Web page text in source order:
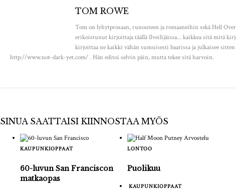
TOM ROWE
Tom on lyhytprosaan, runouteen ja romaaneihin sekä Hell
erikoistunut kirjoittaja täällä Ilveilijäissa... kaikkea sitä mitä
kirjoittaa ne kaikki vähän sumuisesti baarissa ja julkaisee sitten
http://www.not-dark-yet.com/ . Hän editoi selvin päin, mutta tekee sitä harvoin.
SINUA SAATTAISI KIINNOSTAA MYÖS
KAUPUNKIOPPAAT
60-luvun San Franciscon
matkaopas
LONTOO
Puolikuu
KAUPUNKIOPPAAT